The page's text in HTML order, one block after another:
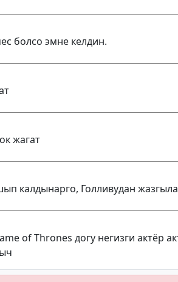
болсо эмне келдин.
жагат
калдынарго, Голливудан
of Thrones догу негизги актёр